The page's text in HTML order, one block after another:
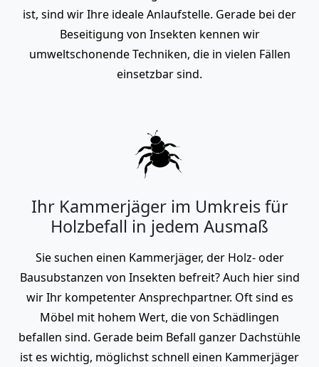
ist, sind wir Ihre ideale Anlaufstelle. Gerade bei der
Beseitigung von Insekten kennen wir
umweltschonende Techniken, die in vielen Fällen
einsetzbar sind.
Ihr Kammerjäger im Umkreis für
Holzbefall in jedem Ausmaß
Sie suchen einen Kammerjäger, der Holz- oder
Bausubstanzen von Insekten befreit? Auch hier sind
wir Ihr kompetenter Ansprechpartner. Oft sind es
Möbel mit hohem Wert, die von Schädlingen
befallen sind. Gerade beim Befall ganzer Dachstühle
ist es wichtig, möglichst schnell einen Kammerjäger